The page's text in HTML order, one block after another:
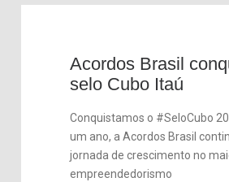
Acordos Brasil
selo Cubo Itaú
Conquistamos o #SeloCubo
um ano, a Acordos Brasil
jornada de crescimento no
empreendedorismo